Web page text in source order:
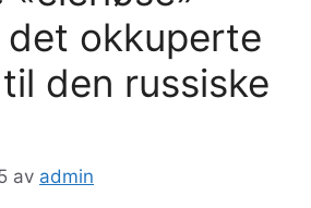
det okkuperte
den russiske
av admin